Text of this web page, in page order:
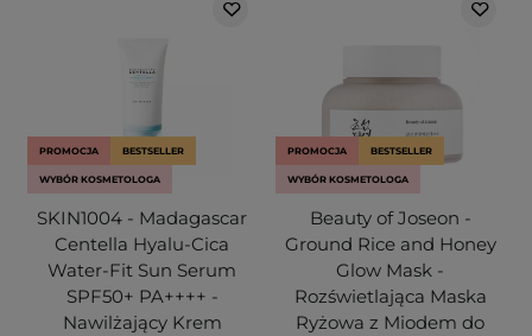
PROMOCJA BESTSELLER
WYBÓR KOSMETOLOGA
SKIN1004 - Madagascar
Centella Hyalu-Cica
Water-Fit Sun Serum
SPF50+ PA++++ -
Nawilżający Krem
PROMOCJA BESTSELLER
WYBÓR KOSMETOLOGA
Beauty of Joseon -
Ground Rice and Honey
Glow Mask -
Rozświetlająca Maska
Ryżowa z Miodem do